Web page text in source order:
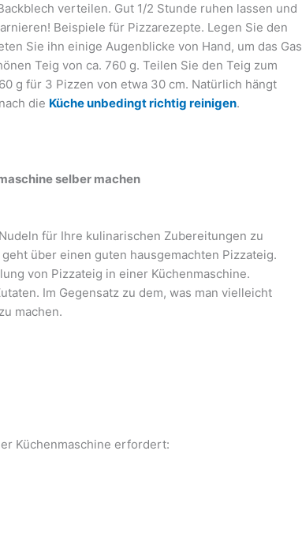
verteilen. Gut 1/2 Stunde ruhen lassen und
Beispiele für Pizzarezepte. Legen Sie den
Sie ihn einige Augenblicke von Hand, um das Gas
Teig von ca. 760 g. Teilen Sie den Teig zum
g für 3 Pizzen von etwa 30 cm. Natürlich hängt
die Küche unbedingt richtig reinigen.
selber machen
für Ihre kulinarischen Zubereitungen zu
über einen guten hausgemachten Pizzateig.
von Pizzateig in einer Küchenmaschine.
Im Gegensatz zu dem, was man vielleicht
machen.
Küchenmaschine erfordert: